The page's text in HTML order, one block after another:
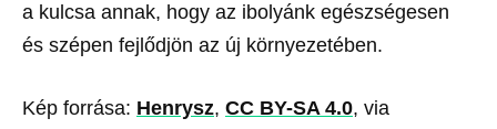
a kulcsa annak, hogy az ibolyánk egészségesen
és szépen fejlődjön az új környezetében.
Kép forrása: Henrysz, CC BY-SA 4.0, via